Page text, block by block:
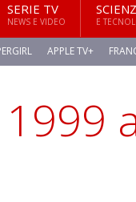
SERIE TV
NEWS E VIDEO E
APPLE TV+